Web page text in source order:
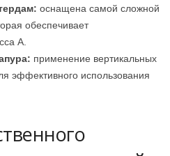
оснащена самой сложной
обеспечивает
А.
применение вертикальных
эффективного использования